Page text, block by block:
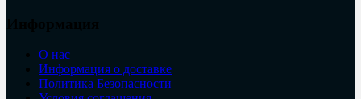
О нас
Информация о доставке
Политика Безопасности